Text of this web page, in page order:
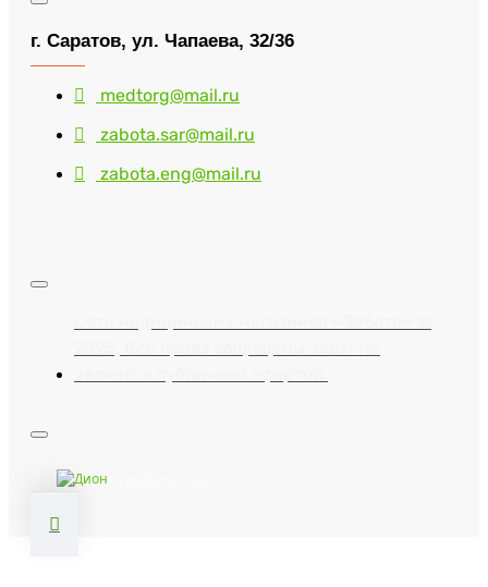
г. Саратов, ул. Чапаева, 32/36
medtorg@mail.ru
zabota.sar@mail.ru
zabota.eng@mail.ru